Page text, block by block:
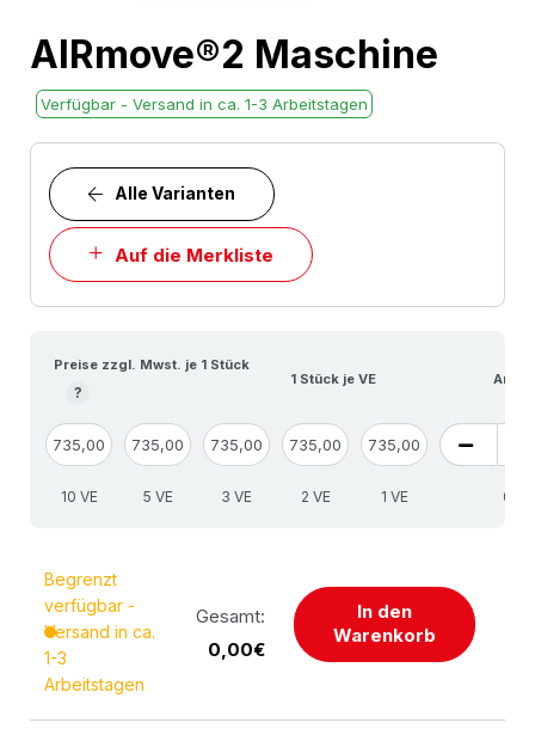
to
the
beginning
the
images
gallery
AIRmove®2 Maschine
Verfügbar - Versand in ca. 1-3 Arbeitstagen
Auf die Merkliste
Alle Varianten
Preise zzgl. Mwst. je 1 Stück
?
1 Stück je VE
735,00 735,00 735,00 735,00 735,00
10 VE 5 VE 3 VE 2 VE 1 VE
Begrenzt
verfügbar -
Versand in ca.
1-3
Arbeitstagen
Gesamt:
0,00€
In den
Warenkorb